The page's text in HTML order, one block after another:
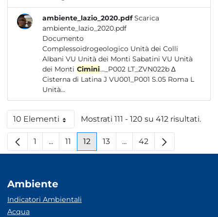
ambiente_lazio_2020.pdf Scarica
ambiente_lazio_2020.pdf
Documento
Complessoidrogeologico Unità dei Colli
Albani VU Unità dei Monti Sabatini VU Unità
dei Monti Cimini..._P002 LT_ZVN022b ∆
Cisterna di Latina J VU001_P001 S.05 Roma L
Unità...
10 ElementiPer paginaMostrati 111 - 120 su 412 risultati.
Pagina
1 ...Pagine intermedie
Pagina
11 Pagina
12 Pagina
13 ...Pagine intermedie
Pagina
42
Ambiente
Indicatori Ambientali
Acqua